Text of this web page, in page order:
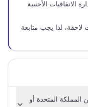
الاتفاقيات الأجنبية
لاحقة، لذا يجب متابعة
المملكة المتحدة أو